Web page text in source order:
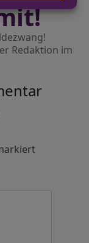
Redaktion im